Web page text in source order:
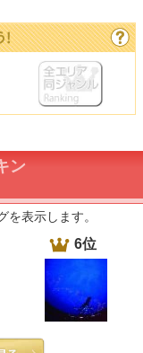
ン
表示します。
6位